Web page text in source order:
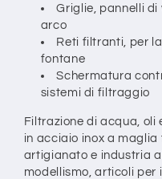
Griglie, pannelli
arco
Reti filtranti, per
fontane
Schermatura
sistemi di filtraggio
Filtrazione di acqua, oli
in acciaio inox a
artigianato e industria
modellismo, articoli per